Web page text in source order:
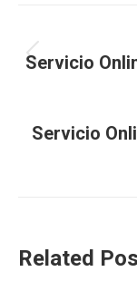
entre
Servicio
Servicio
Related